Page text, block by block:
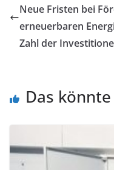
Neue Fristen bei
erneuerbaren
Zahl der
Das